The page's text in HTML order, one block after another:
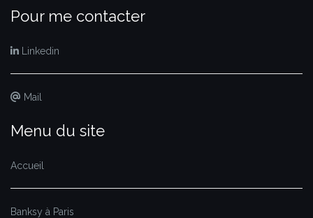
Pour me contacter
Linkedin
Mail
Menu du site
Accueil
Banksy à Paris